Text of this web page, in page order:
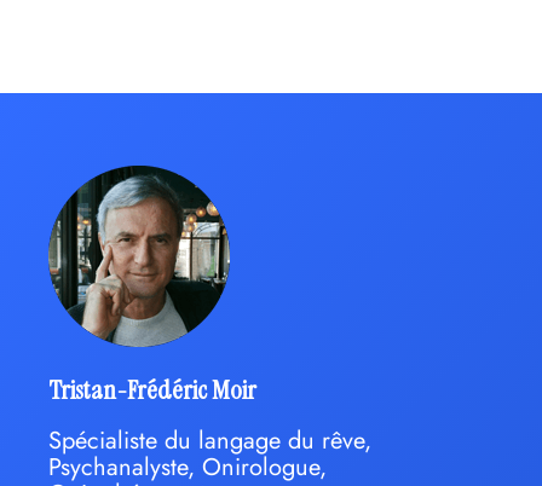
Tristan-Frédéric Moir
Spécialiste du langage du rêve,
Psychanalyste, Onirologue,